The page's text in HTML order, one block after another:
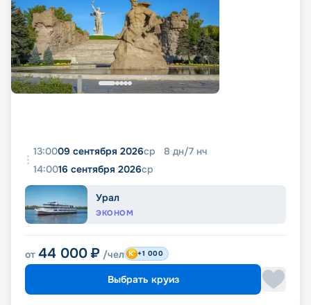
13:0009 сентября 2026ср 8 дн/7 нч
14:0016 сентября 2026ср
Урал
ЭКОНОМ
от 44 000 ₽ /чел +1 000
Выбрать круиз